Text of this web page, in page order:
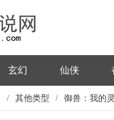
玄幻 仙侠
其他类型 御兽：我的